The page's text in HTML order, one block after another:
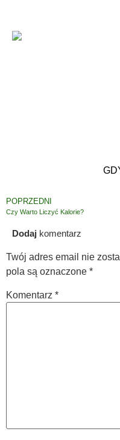
POPRZEDNI
Czy Warto Liczyć Kalorie?
Dodaj komentarz
Twój adres email nie
pola są oznaczone *
Komentarz *